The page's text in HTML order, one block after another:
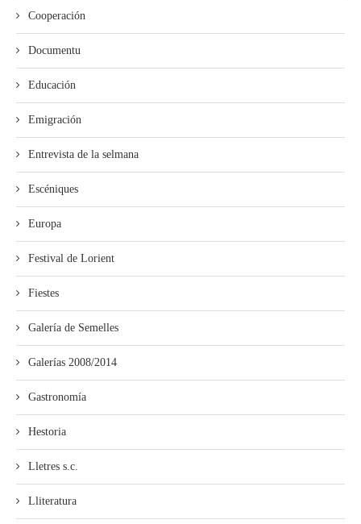
Cooperación
Documentu
Educación
Emigración
Entrevista de la selmana
Escéniques
Europa
Festival de Lorient
Fiestes
Galería de Semelles
Galerías 2008/2014
Gastronomía
Hestoria
Lletres s.c.
Lliteratura